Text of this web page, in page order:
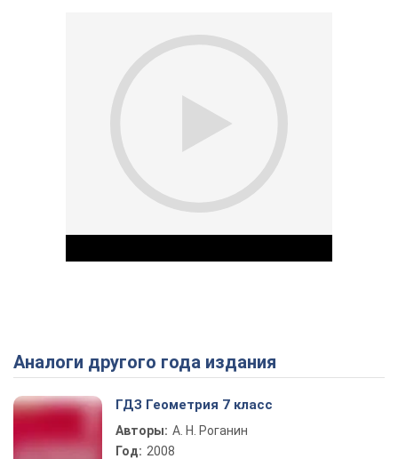
Play Video
Аналоги другого года издания
ГДЗ Геометрия 7 класс
Авторы: А. Н. Роганин
Год: 2008